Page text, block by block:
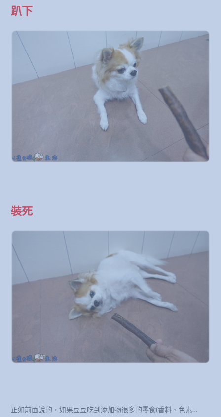
趴下
裝死
正如前面說的，如果豆豆吃到添加物很多的零食(香料、色素…